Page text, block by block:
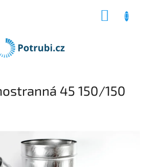
45 150/150